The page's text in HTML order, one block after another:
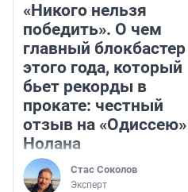
«Никого нельзя
победить». О чем
главный блокбастер
этого года, который
бьет рекорды в
прокате: честный
отзыв на «Одиссею»
Нолана
Стас Соколов
Эксперт